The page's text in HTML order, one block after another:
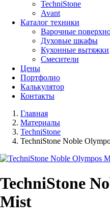
TechniStone
Avant
Каталог техники
Варочные
Духовые шкафы
Кухонные вытяжки
Смесители
Цены
Портфолио
Калькулятор
Контакты
Главная
Материалы
TechniStone
TechniStone Noble
TechniStone
Mist